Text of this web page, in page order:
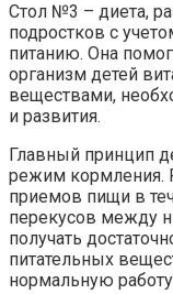
Стол №3 – диета,
подростков с
питанию. Она
организм детей
веществами,
и развития.
Главный принцип
режим кормления.
приемов пищи в
перекусов между
получать
питательных
нормальную